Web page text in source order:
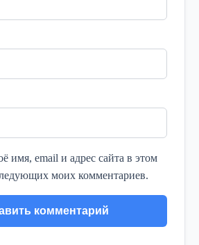
имя, email и адрес сайта в этом
моих комментариев.